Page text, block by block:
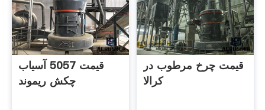
قیمت 5057 آسیاب
چکش ریموند
قیمت چرخ مرطوب در
کرالا